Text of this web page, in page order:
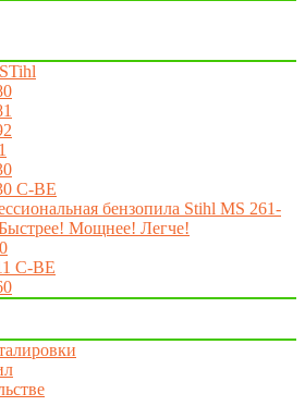
C-BE
бензопила Stihl MS 261-
Мощнее! Легче!
C-BE